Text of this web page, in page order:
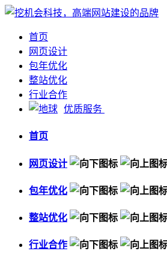
首页
网页设计
包年优化
整站优化
行业合作
优质服务
首页
网页设计
包年优化
整站优化
行业合作